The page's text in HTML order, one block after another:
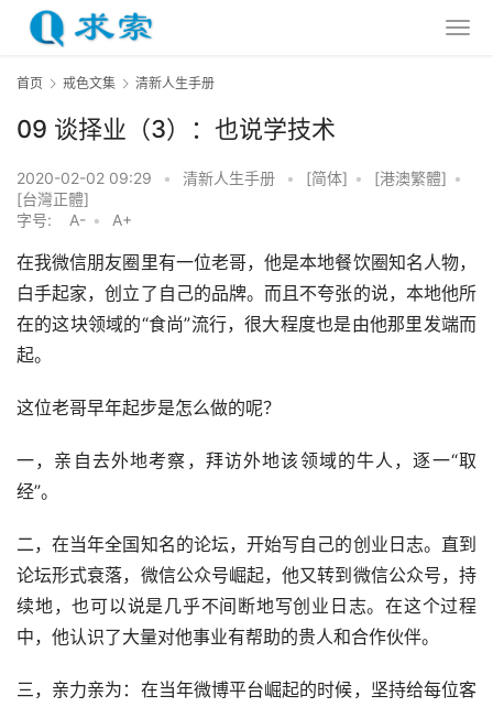
首页 戒色文集 清新人生手册
09 谈择业（3）：也说学技术
2020-02-02 09:29 • 清新人生手册 • [简体] • [港澳繁體] •
[台灣正體]
字号:
A- • A+
在我微信朋友圈里有一位老哥，他是本地餐饮圈知名人物，
白手起家，创立了自己的品牌。而且不夸张的说，本地他所
在的这块领域的“食尚”流行，很大程度也是由他那里发端而
起。
这位老哥早年起步是怎么做的呢？
一，亲自去外地考察，拜访外地该领域的牛人，逐一“取
经”。
二，在当年全国知名的论坛，开始写自己的创业日志。直到
论坛形式衰落，微信公众号崛起，他又转到微信公众号，持
续地，也可以说是几乎不间断地写创业日志。在这个过程
中，他认识了大量对他事业有帮助的贵人和合作伙伴。
三，亲力亲为：在当年微博平台崛起的时候，坚持给每位客